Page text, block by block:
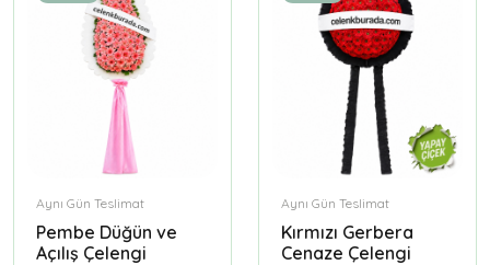
Aynı Gün Teslimat
Pembe Düğün ve
Açılış Çelengi
Aynı Gün Teslimat
Kırmızı Gerbera
Cenaze Çelengi